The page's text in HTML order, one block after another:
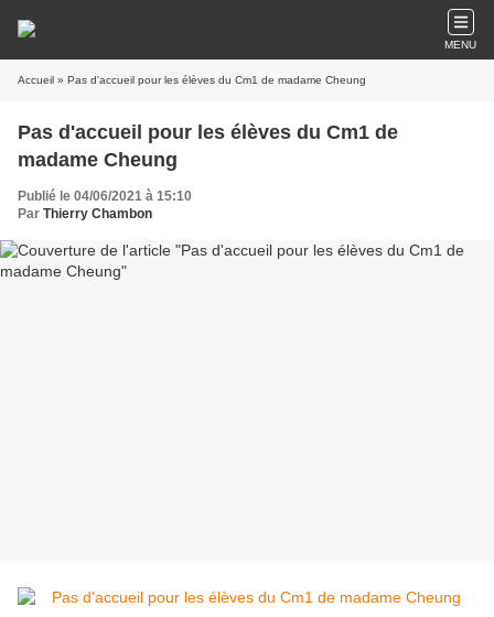
MENU
Accueil » Pas d'accueil pour les élèves du Cm1 de madame Cheung
Pas d'accueil pour les élèves du Cm1 de
madame Cheung
Publié le 04/06/2021 à 15:10
Par Thierry Chambon